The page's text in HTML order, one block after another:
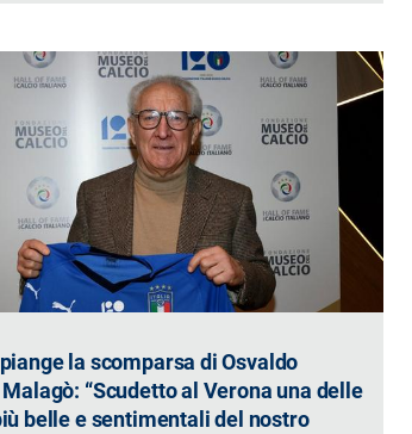
la scomparsa di Osvaldo
“Scudetto al Verona una delle
belle e sentimentali del nostro